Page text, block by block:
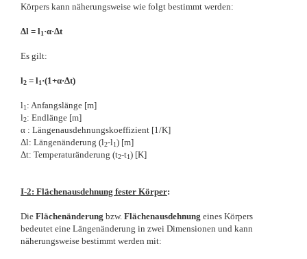
Körpers kann näherungsweise wie folgt bestimmt werden:
Δl = l1·α·Δt
Es gilt:
l2 = l1·(1+α·Δt)
l1 : Anfangslänge [m]
l2: Endlänge [m]
α : Längenausdehnungskoeffizient [1/K]
Δl: Längenänderung (l2-l1) [m]
Δt: Temperaturänderung (t2-t1) [K]
I-2: Flächenausdehnung fester Körper:
Die Flächenänderung bzw. Flächenausdehnung eines Körpers
bedeutet eine Längenänderung in zwei Dimensionen und kann
näherungsweise bestimmt werden mit: